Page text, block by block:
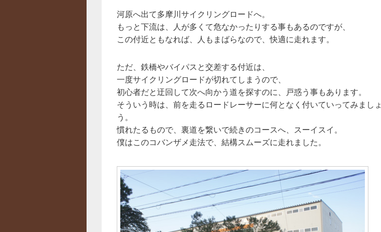
河原へ出て多摩川サイクリングロードへ。
もっと下流は、人が多くて危なかったりする事もあるのですが、
この付近ともなれば、人もまばらなので、快適に走れます。
ただ、鉄橋やバイパスと交差する付近は、
一度サイクリングロードが切れてしまうので、
初心者だと迂回して次へ向かう道を探すのに、戸惑う事もあります。
そういう時は、前を走るロードレーサーに何となく付いていってみましょ
う。
慣れたるもので、裏道を繋いで続きのコースへ、スーイスイ。
僕はこのコバンザメ走法で、結構スムーズに走れました。